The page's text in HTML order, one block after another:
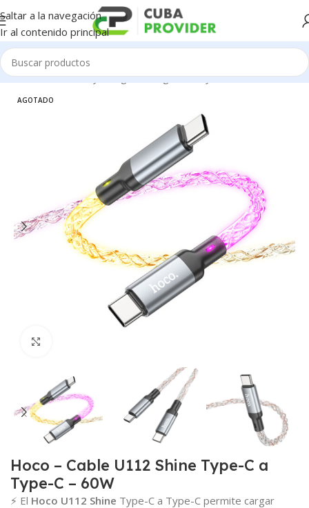
Saltar a la navegación
Ir al contenido principal
Inicio/Accesorios y Gadgets/Cargadores y cables
AGOTADO
Hoco – Cable U112 Shine Type-C a
Type-C – 60W
⚡ El Hoco U112 Shine Type-C a Type-C permite cargar